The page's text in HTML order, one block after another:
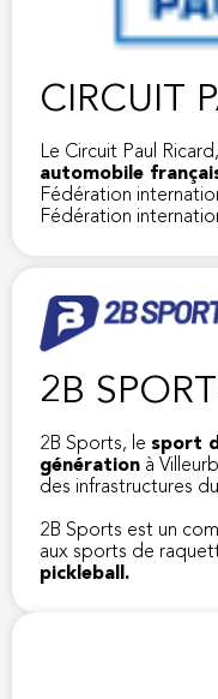
CIRCUIT
Le Circuit Paul
automobile
Fédération
Fédération
2B
2B Sports, le sport
génération à
des infrastructures
2B Sports est un
aux sports de
pickleball.